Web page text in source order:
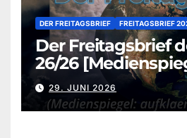
DER FREITAGSBRIEF FREITAGSBRIEF
Der Freitagsbrief
26/26
aufklaerung-
29. JUNI 2026